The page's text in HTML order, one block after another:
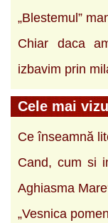
„Blestemul”
Chiar daca
izbavim prin
Cele mai
Ce înseamnă
Cand, cum si
Aghiasma
„Vesnica